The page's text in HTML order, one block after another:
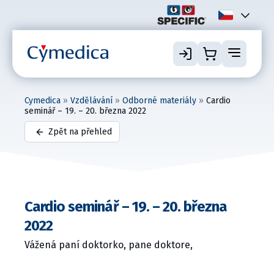
Cymedica » Vzdělávání » Odborné materiály » Cardio
seminář – 19. – 20. března 2022
Zpět na přehled
Cardio seminář – 19. – 20. března
2022
Vážená paní doktorko, pane doktore,